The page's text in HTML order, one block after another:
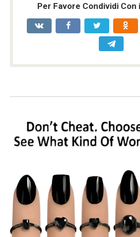
Per Favore Condividi Con